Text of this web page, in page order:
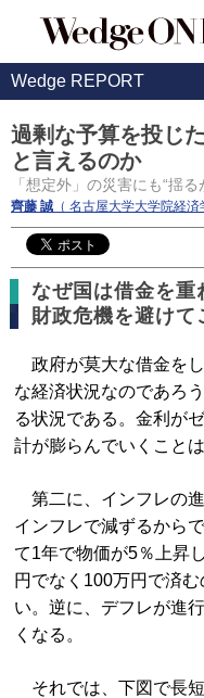
Wedge REPORT
過剰な予算を投じ
と言えるのか
「想定外」の災害にも“揺
齊藤 誠 （ 名古屋大学大学院経済
なぜ国は借金を重
財政危機を避けて
政府が莫大な借金を
な経済状況なのであろ
る状況である。金利が
計が膨らんでいくこと
第二に、インフレの
インフレで減ずるから
て1年で物価が5％上昇
円でなく100万円で済
い。逆に、デフレが進
くなる。
それでは、下図で長